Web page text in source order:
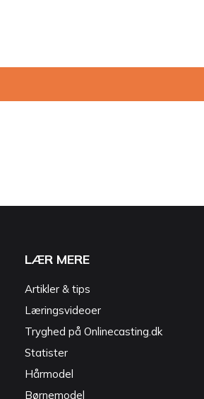
LÆR MERE
Artikler & tips
Læringsvideoer
Tryghed på Onlinecasting.dk
Statister
Hårmodel
Børnemodel